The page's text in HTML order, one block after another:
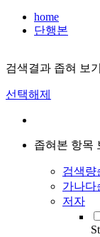
home
단행본
검색결과 좁혀 보기
선택해제
좁혀본 항목
검색량
가나다
저자